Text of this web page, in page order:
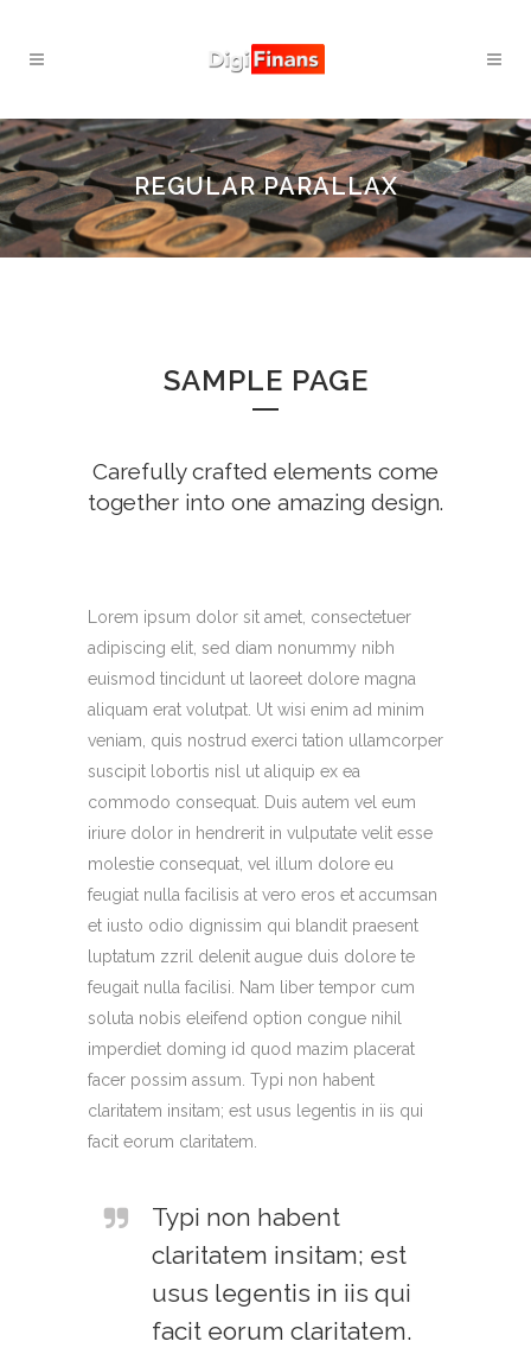
REGULAR PARALLAX
SAMPLE PAGE
Carefully crafted elements come
together into one amazing design.
Lorem ipsum dolor sit amet, consectetuer
adipiscing elit, sed diam nonummy nibh
euismod tincidunt ut laoreet dolore magna
aliquam erat volutpat. Ut wisi enim ad minim
veniam, quis nostrud exerci tation ullamcorper
suscipit lobortis nisl ut aliquip ex ea
commodo consequat. Duis autem vel eum
iriure dolor in hendrerit in vulputate velit esse
molestie consequat, vel illum dolore eu
feugiat nulla facilisis at vero eros et accumsan
et iusto odio dignissim qui blandit praesent
luptatum zzril delenit augue duis dolore te
feugait nulla facilisi. Nam liber tempor cum
soluta nobis eleifend option congue nihil
imperdiet doming id quod mazim placerat
facer possim assum. Typi non habent
claritatem insitam; est usus legentis in iis qui
facit eorum claritatem.
Typi non habent
claritatem insitam; est
usus legentis in iis qui
facit eorum claritatem.